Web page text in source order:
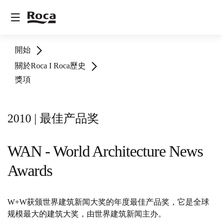
開始
關於Roca I Roca歷史
獎項
2010 | 最佳产品奖
WAN - World Architecture News
Awards
W+W获颁世界建筑新闻大奖的年度最佳产品奖，它是全球
规模最大的建筑大奖，由世界建筑新闻主办。